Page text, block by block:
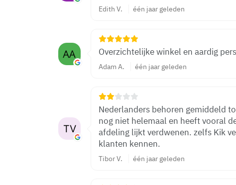
Edith V. één jaar geleden
Overzichtelijke winkel en aardig
Adam A. één jaar geleden
Nederlanders behoren gemiddeld
nog niet helemaal en heeft vooral
afdeling lijkt verdwenen. zelfs Kik
klanten kennen.
Tibor V. één jaar geleden